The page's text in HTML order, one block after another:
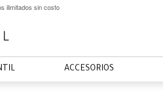
ilimitados sin costo
ACCESORIOS